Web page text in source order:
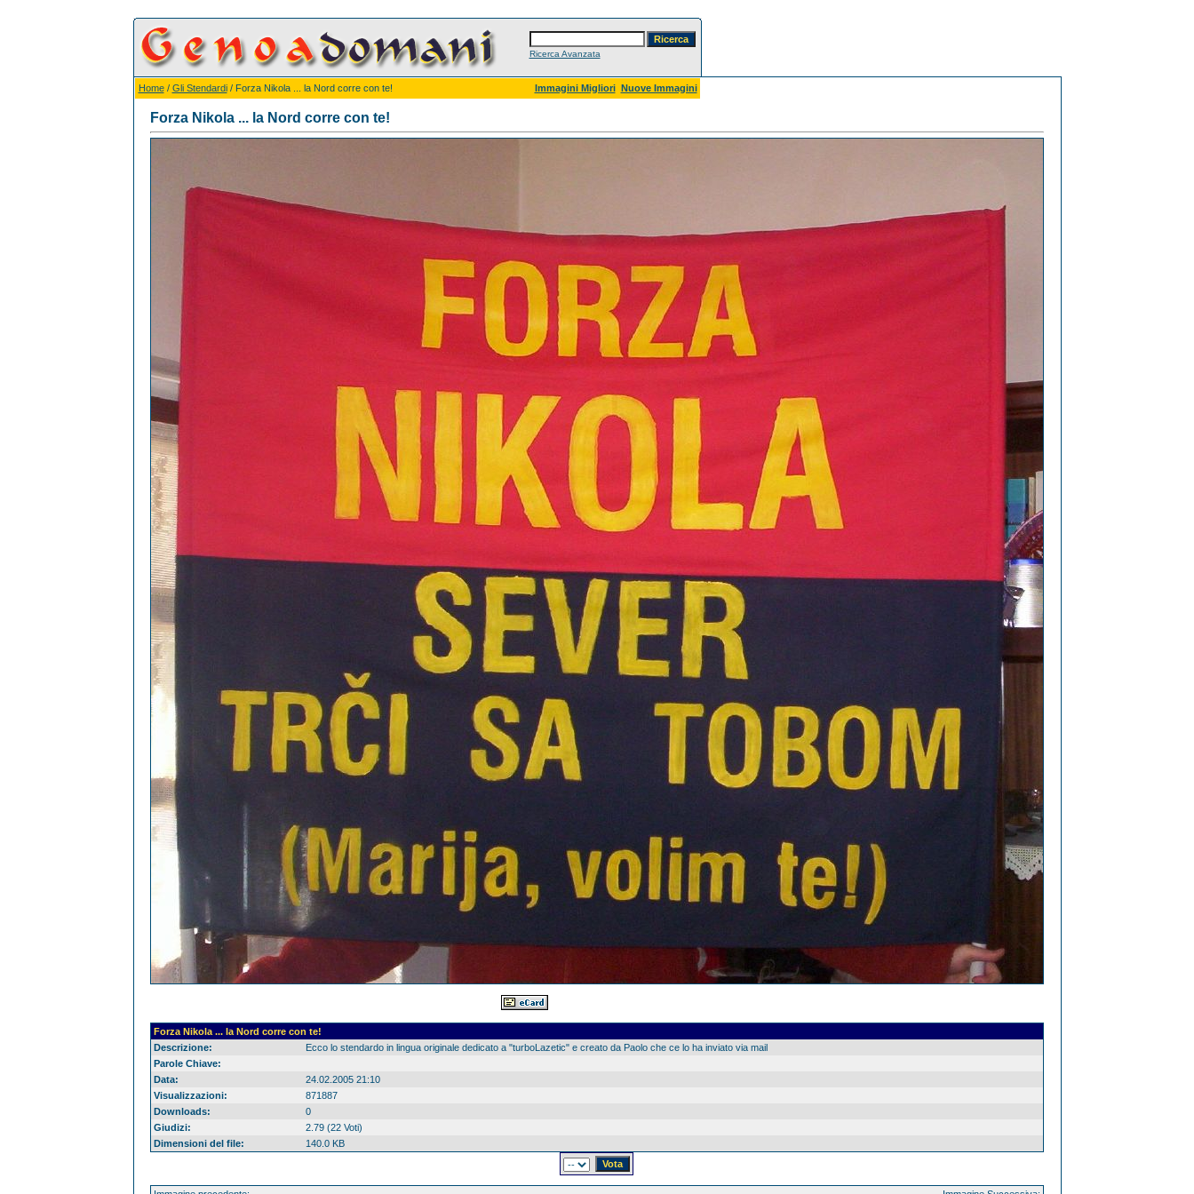
Ricerca Avanzata
Home/ Gli Stendardi/ Forza Nikola ... la Nord corre con te! Immagini Migliori Nuove Immagini
Forza Nikola ... la Nord corre con te!
Forza Nikola ... la Nord corre con te!
Descrizione:
Ecco lo stendardo in lingua originale dedicato a "turboLazetic" e creato da Paolo che ce lo ha inviato via mail
Parole Chiave:
Data:
24.02.2005 21:10
Visualizzazioni:
871887
Downloads:
0
Giudizi:
2.79 (22 Voti)
Dimensioni del file:
140.0 KB